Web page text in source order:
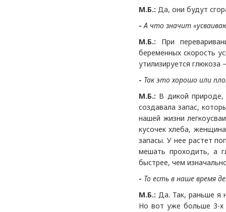
М.Б.: Да, они будут
-А что значит «
М.Б.: При
беременных скорость
утилизируется
- Так это хорошо или
М.Б.: В дикой природе,
создавала запас,
нашей жизни
кусочек хлеба,
запасы. У нее растет
мешать проходить, а
быстрее, чем
- То есть в наше время
М.Б.: Да. Так, раньше я
Но вот уже больше 3-х